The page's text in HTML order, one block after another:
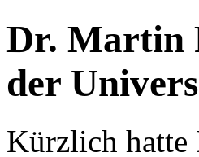
Dr. Martin
der
Kürzlich hatte